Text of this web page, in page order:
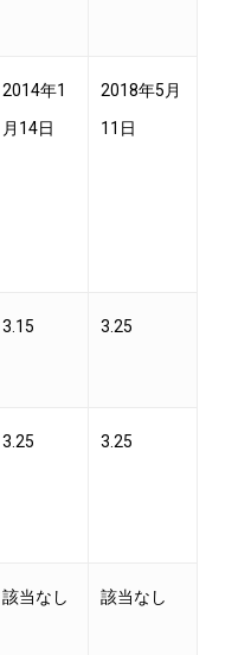
2014年1
月14日
2018年5月
11日
3.15 3.25
3.25 3.25
該当なし 該当なし